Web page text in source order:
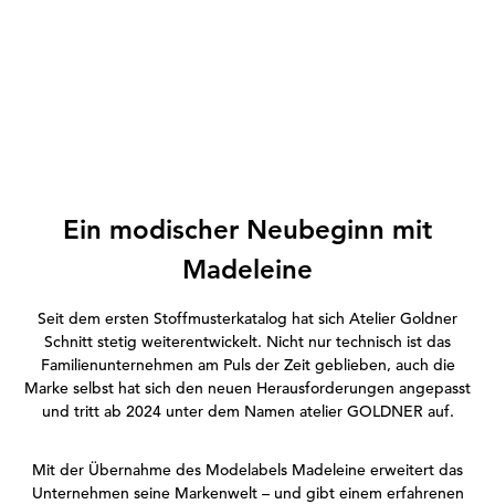
Ein modischer Neubeginn mit
Madeleine
Seit dem ersten Stoffmusterkatalog hat sich Atelier Goldner
Schnitt stetig weiterentwickelt. Nicht nur technisch ist das
Familienunternehmen am Puls der Zeit geblieben, auch die
Marke selbst hat sich den neuen Herausforderungen angepasst
und tritt ab 2024 unter dem Namen atelier GOLDNER auf.
Mit der Übernahme des Modelabels Madeleine erweitert das
Unternehmen seine Markenwelt – und gibt einem erfahrenen